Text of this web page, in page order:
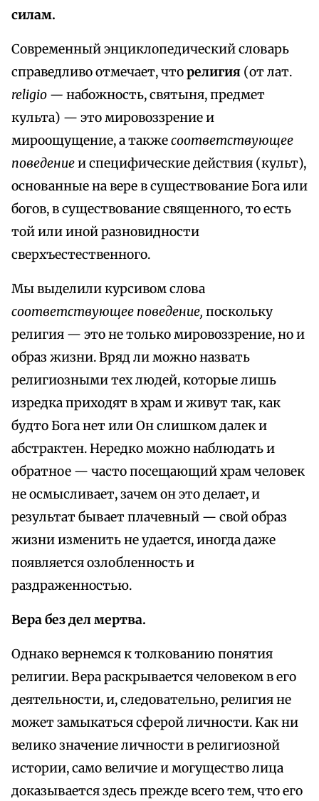
силам.
Современный энциклопедический словарь
справедливо отмечает, чторелигия (от лат.
religio — набожность, святыня, предмет
культа) — это мировоззрение и
мироощущение, а такжесоответствующее
поведениеи специфические действия (культ),
основанные на вере в существование Бога или
богов, в существование священного, то есть
той или иной разновидности
сверхъестественного.
Мы выделили курсивом слова
соответствующее поведение, поскольку
религия — это не только мировоззрение, но и
образ жизни. Вряд ли можно назвать
религиозными тех людей, которые лишь
изредка приходят в храм и живут так, как
будто Бога нет или Он слишком далек и
абстрактен. Нередко можно наблюдать и
обратное — часто посещающий храм человек
не осмысливает, зачем он это делает, и
результат бывает плачевный — свой образ
жизни изменить не удается, иногда даже
появляется озлобленность и
раздраженностью.
Вера без дел мертва.
Однако вернемся к толкованию понятия
религии. Вера раскрывается человеком в его
деятельности, и, следовательно, религия не
может замыкаться сферой личности. Как ни
велико значение личности в религиозной
истории, само величие и могущество лица
доказывается здесь прежде всего тем, что его